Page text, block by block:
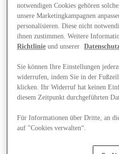
News
notwendigen Cookies gehören
unsere Marketingkampagnen
personalisieren. Diese nicht
ihnen zustimmen. Weitere
Richtlinie und unserer
Sie können Ihre Einstellungen
widerrufen, indem Sie in der
klicken. Ihr Widerruf hat keinen
diesem Zeitpunkt durchgeführten
Für Informationen über Dritte, an
auf "Cookies verwalten“.